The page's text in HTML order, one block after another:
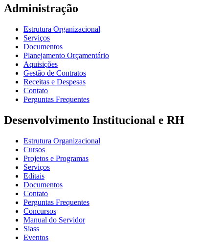
Administração
Estrutura Organizacional
Serviços
Documentos
Planejamento Orçamentário
Aquisições
Gestão de Contratos
Receitas e Despesas
Contato
Perguntas Frequentes
Desenvolvimento Institucional e RH
Estrutura Organizacional
Cursos
Projetos e Programas
Serviços
Editais
Documentos
Contato
Perguntas Frequentes
Concursos
Manual do Servidor
Siass
Eventos